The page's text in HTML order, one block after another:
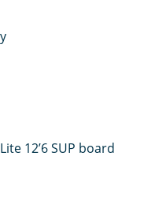
12’6 SUP board